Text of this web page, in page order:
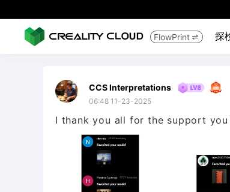
FlowPrint  探
CCS Interpretations
06:48 11-23-2025
I thank you all for the support